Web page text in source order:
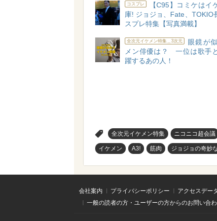
コスプレ
【C95】コミケはイ
庫! ジョジョ、Fate、TOKIO
スプレ特集【写真満載】
全次元イケメン特集＿3次元
眼鏡が
メン俳優は？ 一位は歌手
躍するあの人！
全次元イケメン特集 ニコニコ超会議
イケメン A3! 筋肉 ジョジョの奇妙
会社案内 プライバシーポリシー アクセスデー
一般の読者の方・ユーザーの方からのお問い合